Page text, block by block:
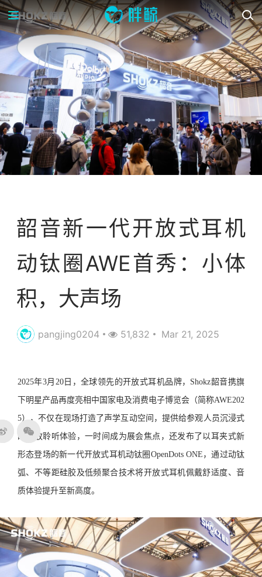
韶音新一代开放式耳机
动钛圈AWE首秀：小体
积，大声场
pangjing0204 51,832 Mar 21, 2025
2025年3月20日，全球领先的开放式耳机品牌，Shokz韶音携旗
下明星产品再度亮相中国家电及消费电子博览会（简称AWE202
5），不仅在现场打造了声学互动空间，提供给参观人员沉浸式
的开放聆听体验，一时间成为展会焦点，还发布了以耳夹式新
形态登场的新一代开放式耳机动钛圈OpenDots ONE，通过动钛
弧、不等距硅胶及低频聚合技术将开放式耳机佩戴舒适度、音
质体验提升至新高度。